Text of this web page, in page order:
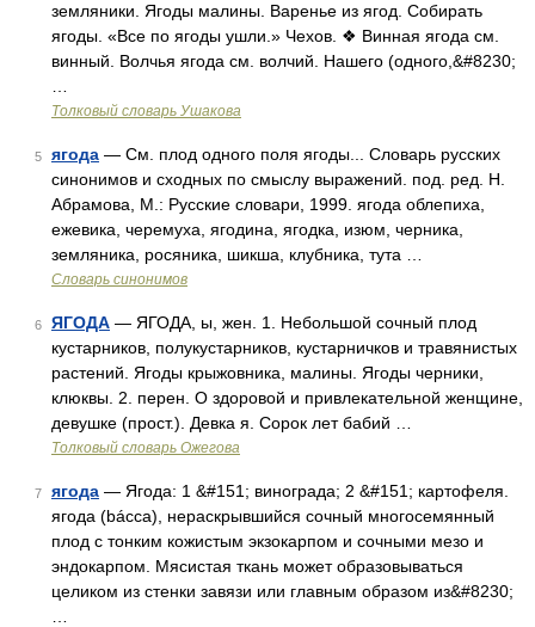
земляники. Ягоды малины. Варенье из ягод. Собирать
ягоды. «Все по ягоды ушли.» Чехов. ❖ Винная ягода см.
винный. Волчья ягода см. волчий. Нашего (одного,&#8230;
Толковый словарь Ушакова
5 ягода — См. плод одного поля ягоды... Словарь русских
синонимов и сходных по смыслу выражений. под. ред. Н.
Абрамова, М.: Русские словари, 1999. ягода облепиха,
ежевика, черемуха, ягодина, ягодка, изюм, черника,
земляника, росяника, шикша, клубника, тута …
Словарь синонимов
6 ЯГОДА — ЯГОДА, ы, жен. 1. Небольшой сочный плод
кустарников, полукустарников, кустарничков и травянистых
растений. Ягоды крыжовника, малины. Ягоды черники,
клюквы. 2. перен. О здоровой и привлекательной женщине,
девушке (прост.). Девка я. Сорок лет бабий …
Толковый словарь Ожегова
7 ягода — Ягода: 1 &#151; винограда; 2 &#151; картофеля.
ягода (bácca), нераскрывшийся сочный многосемянный
плод с тонким кожистым экзокарпом и сочными мезо и
эндокарпом. Мясистая ткань может образовываться
целиком из стенки завязи или главным образом из&#8230;